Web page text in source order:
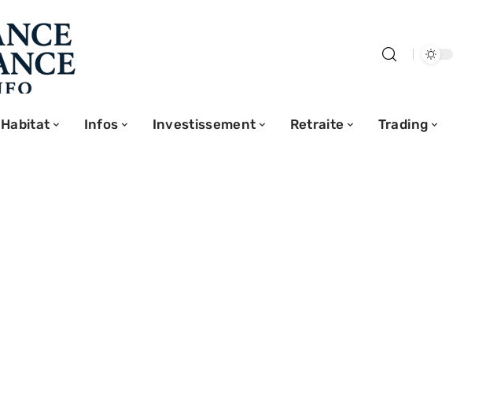
Habitat Infos Investissement Retraite Trading